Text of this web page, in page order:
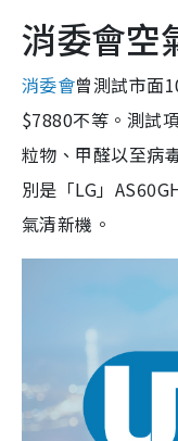
消委會空
消委會曾測試市面
$7880不等。測試
粒物、甲醛以至病
別是「LG」
氣清新機。